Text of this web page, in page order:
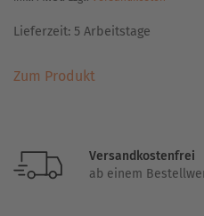
Lieferzeit: 5 Arbeitstage
Zum ProduktProdukt
auf.
Versandkostenfrei
ab einem